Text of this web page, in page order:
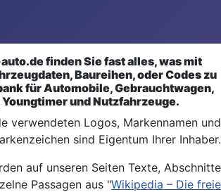
finden Sie fast alles, was mit
Baureihen, oder Codes zu
für Automobile, Gebrauchtwagen,
und Nutzfahrzeuge.
verwendeten Logos, Markennamen und
sind Eigentum Ihrer Inhaber.
auf unseren Seiten Texte, Abschnitte
Passagen aus "Wikipedia – Die freie